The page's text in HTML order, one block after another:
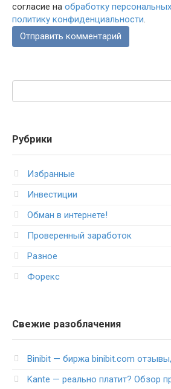
согласие на обработку
политику конфиденциальности.
Поиск:
Рубрики
Избранные
Инвестиции
Обман в интернете!
Проверенный заработок
Разное
Форекс
Свежие разоблачения
Binibit — биржа binibit.com
Kante — реально платит? Обзор